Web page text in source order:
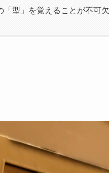
「型」を覚えることが不可欠